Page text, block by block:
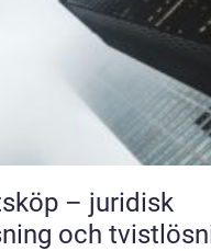
– juridisk
och